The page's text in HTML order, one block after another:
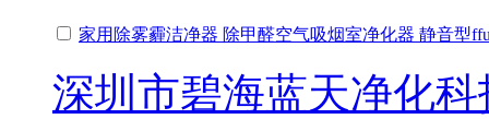
家用除雾霾洁净器 除甲醛空气吸烟室净化器 静音型
深圳市碧海蓝天净化